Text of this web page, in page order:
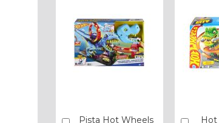
Pista Hot Wheels
Añadir
Hot
Añadir